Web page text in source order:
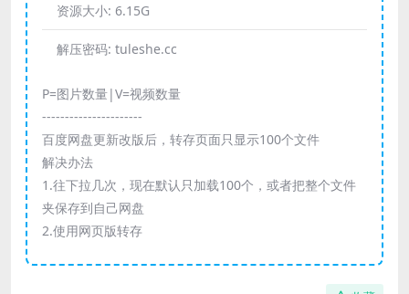
资源大小: 6.15G
解压密码: tuleshe.cc
P=图片数量|V=视频数量
----------------------
百度网盘更新改版后，转存页面只显示100个文件
解决办法
1.往下拉几次，现在默认只加载100个，或者把整个文件
夹保存到自己网盘
2.使用网页版转存